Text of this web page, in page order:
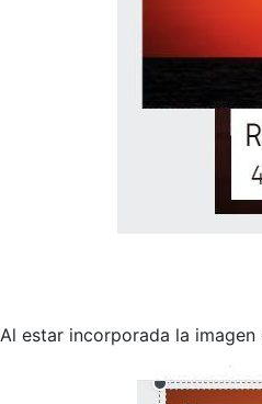
Al estar incorporada la